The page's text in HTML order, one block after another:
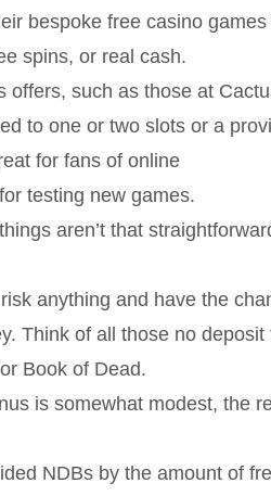
bespoke free casino
spins, or real cash.
offers, such as those at
to one or two slots or a
for fans of online
testing new games.
aren’t that
risk anything and have the
Think of all those no
Book of Dead.
is somewhat modest, the
NDBs by the amount of